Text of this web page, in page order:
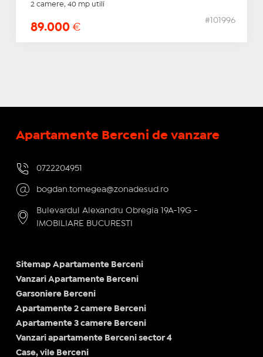
2 camere, 40 mp utili
89.000 €
#101996
Apartamente Berceni de vanzare
0722204951
bogdan.tomegea@zonadesud.ro
Bulevardul Alexandru Obregia 19A-19G -
IMOBILIARE BUCURESTI
Sitemap Apartamente Berceni
Vanzari Apartamente Berceni
Garsoniere Berceni
Apartamente 2 camere Berceni
Apartamente 3 camere Berceni
Vanzari apartamente Berceni sector 4
Case, vile Berceni